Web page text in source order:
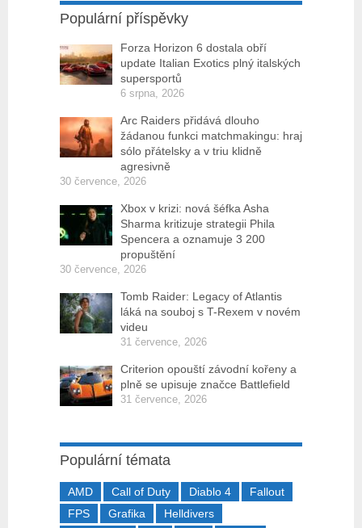
Populární příspěvky
Forza Horizon 6 dostala obří
update Italian Exotics plný italských
supersportů
6 srpna, 2026
Arc Raiders přidává dlouho
žádanou funkci matchmakingu: hraj
sólo přátelsky a v triu klidně
agresivně
30 července, 2026
Xbox v krizi: nová šéfka Asha
Sharma kritizuje strategii Phila
Spencera a oznamuje 3 200
propuštění
30 července, 2026
Tomb Raider: Legacy of Atlantis
láká na souboj s T-Rexem v novém
videu
31 července, 2026
Criterion opouští závodní kořeny a
plně se upisuje značce Battlefield
31 července, 2026
Populární témata
AMD Call of Duty Diablo 4
Fallout
FPS
Grafika
Helldivers